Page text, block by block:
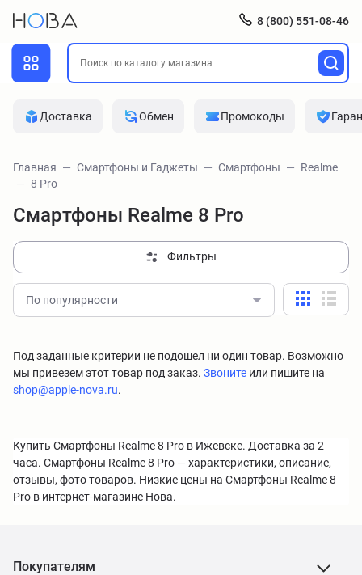
8 (800) 551-08-46
Доставка Обмен Промокоды
Главная Смартфоны и Гаджеты Смартфоны
Realme
8 Pro
Смартфоны Realme 8 Pro
Фильтры
По популярности
Под заданные критерии не подошел ни один товар. Возможно
мы привезем этот товар под заказ. Звоните или пишите на
shop@apple-nova.ru.
Купить Смартфоны Realme 8 Pro в Ижевске. Доставка за 2
часа. Смартфоны Realme 8 Pro — характеристики, описание,
отзывы, фото товаров. Низкие цены на Смартфоны Realme 8
Pro в интернет-магазине Нова.
Покупателям